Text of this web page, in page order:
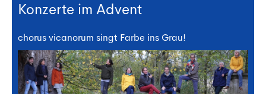
Konzerte im Advent
chorus vicanorum singt Farbe ins Grau!